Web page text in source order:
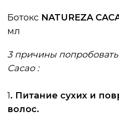
Ботокс NATUREZA
мл
3 причины
Cacao :⠀
1. Питание сухих и
волос.⠀